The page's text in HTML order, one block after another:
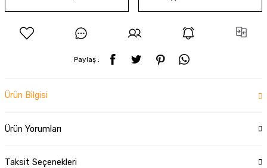
Paylaş :
Ürün Bilgisi
Ürün Yorumları
Taksit Seçenekleri